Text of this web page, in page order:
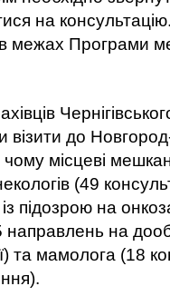
на
в межах Програми
візити до
місцеві
(49
із підозрою на
направлень на
та мамолога (18